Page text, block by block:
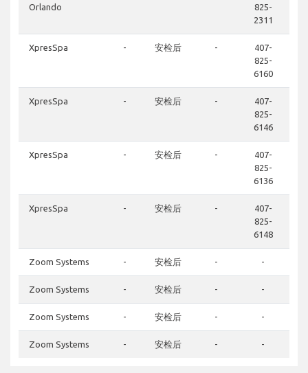
Orlando
825-
2311
XpresSpa - 安检后 -
407-
825-
6160
XpresSpa - 安检后 -
407-
825-
6146
XpresSpa - 安检后 -
407-
825-
6136
XpresSpa - 安检后 -
407-
825-
6148
Zoom Systems - 安检后 - -
Zoom Systems - 安检后 - -
Zoom Systems - 安检后 - -
Zoom Systems - 安检后 - -